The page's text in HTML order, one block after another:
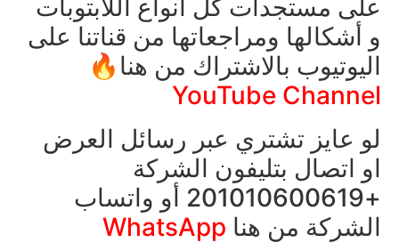
على مستجدات كل انواع اللابتوبات
و أشكالها ومراجعاتها من قناتنا على
اليوتيوب بالاشتراك من هنا🔥
YouTube Channel
لو عايز تشتري عبر رسائل العرض
او اتصال بتليفون الشركة
+201010600619 أو واتساب
الشركة من هنا WhatsApp